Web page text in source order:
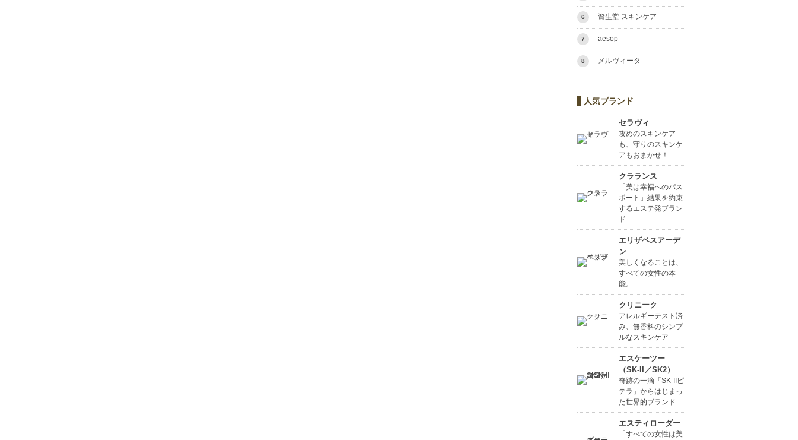
6 資生堂 スキンケア
7 aesop
8 メルヴィータ
人気ブランド
セラヴィ
攻めのスキンケア
も、守りのスキンケ
アもおまかせ！
クラランス
「美は幸福へのパス
ポート」結果を約束
するエステ発ブラン
ド
エリザベスアーデ
ン
美しくなることは、
すべての女性の本
能。
クリニーク
アレルギーテスト済
み、無香料のシンプ
ルなスキンケア
エスケーツー
（SK-II／SK2）
奇跡の一滴「SK-IIピ
テラ」からはじまっ
た世界的ブランド
エスティローダー
「すべての女性は美